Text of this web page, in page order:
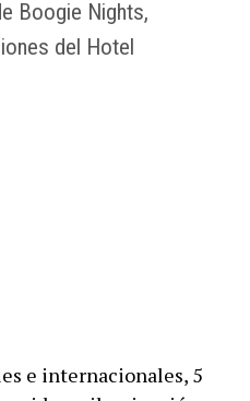
Boogie Nights,
del Hotel
e internacionales, 5